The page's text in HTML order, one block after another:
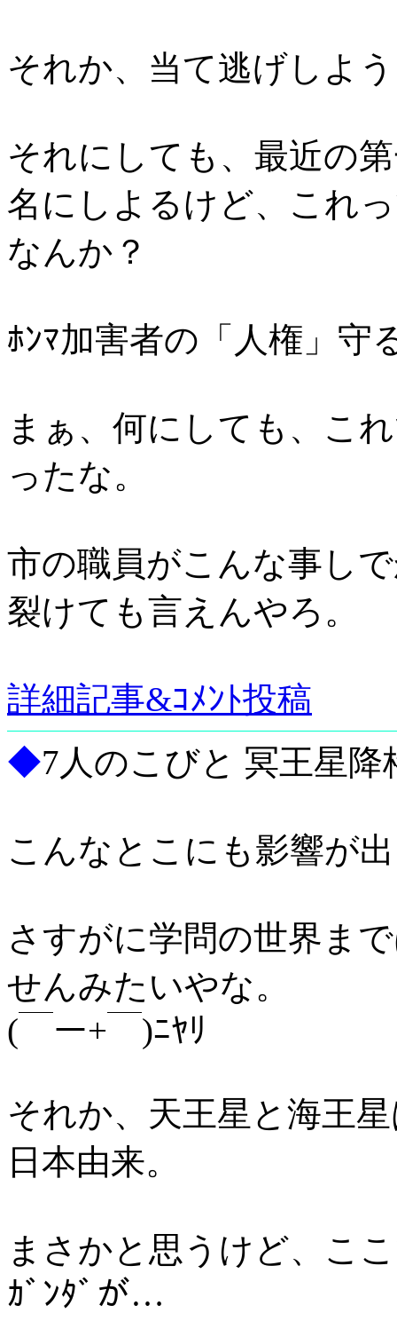
それか、当て逃げしよ
それにしても、最近の
名にしよるけど、これ
なんか？
ﾎﾝﾏ加害者の「人権」守
まぁ、何にしても、こ
ったな。
市の職員がこんな事し
裂けても言えんやろ。
詳細記事&ｺﾒﾝﾄ投稿
◆7人のこびと 冥王星降
こんなとこにも影響が
さすがに学問の世界ま
せんみたいやな。
(￣ー+￣)ﾆﾔﾘ
それか、天王星と海王
日本由来。
まさかと思うけど、こ
ｶﾞﾝﾀﾞが…